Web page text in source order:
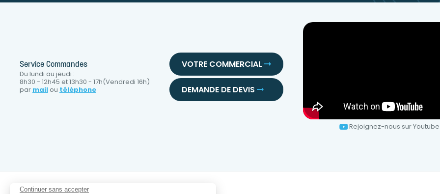
Service Commandes
Du lundi au jeudi :
8h30 - 12h45 et 13h30 - 17h(Vendredi 16h)
par mail ou téléphone
VOTRE COMMERCIAL
DEMANDE DE DEVIS
Rejoignez-nous sur Youtube
Continuer sans accepter